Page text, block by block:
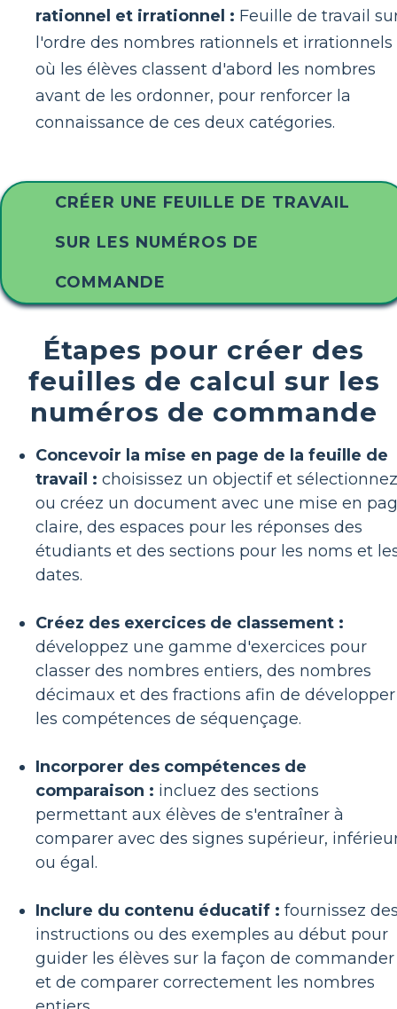
rationnel et irrationnel : Feuille de travail
l'ordre des nombres rationnels et irrationnels
où les élèves classent d'abord les nombres
avant de les ordonner, pour renforcer la
connaissance de ces deux catégories.
CRÉER UNE FEUILLE DE TRAVAIL
SUR LES NUMÉROS DE
COMMANDE
Étapes pour créer des
feuilles de calcul sur les
numéros de commande
Concevoir la mise en page de la feuille de
travail : choisissez un objectif et sélectionnez
ou créez un document avec une mise en
claire, des espaces pour les réponses des
étudiants et des sections pour les noms et
dates.
Créez des exercices de classement :
développez une gamme d'exercices pour
classer des nombres entiers, des nombres
décimaux et des fractions afin de développer
les compétences de séquençage.
Incorporer des compétences de
comparaison : incluez des sections
permettant aux élèves de s'entraîner à
comparer avec des signes supérieur,
ou égal.
Inclure du contenu éducatif : fournissez
instructions ou des exemples au début pour
guider les élèves sur la façon de commander
et de comparer correctement les nombres